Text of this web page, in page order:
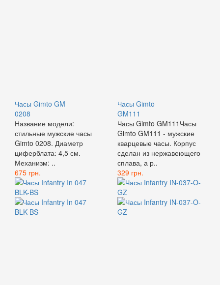
Часы Gimto GM
0208
Название модели:
стильные мужские часы
Gimto 0208. Диаметр
циферблата: 4,5 см.
Механизм: ..
675 грн.
Часы Gimto
GM111
Часы Gimto GM111Часы
Gimto GM111 - мужские
кварцевые часы. Корпус
сделан из нержавеющего
сплава, а р..
329 грн.